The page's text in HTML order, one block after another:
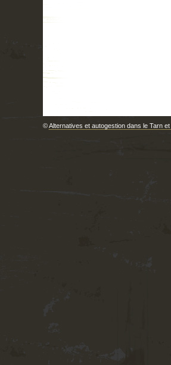
©Alternatives et autogestion dans le Tarn